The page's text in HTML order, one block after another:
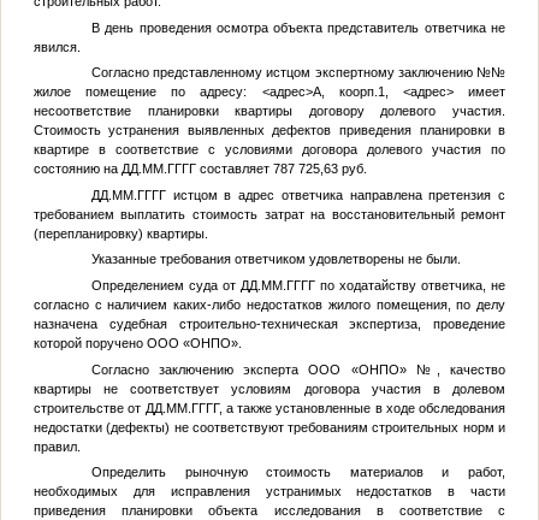
В день проведения осмотра объекта представитель ответчика не
явился.
Согласно представленному истцом экспертному заключению №№
жилое помещение по адресу: <адрес>А, коорп.1, <адрес>имеет
несоответствие планировки квартиры договору долевого участия.
Стоимость устранения выявленных дефектов приведения планировки в
квартире в соответствие с условиями договора долевого участия по
состоянию на ДД.ММ.ГГГГсоставляет 787 725,63 руб.
ДД.ММ.ГГГГистцом в адрес ответчика направлена претензия с
требованием выплатить стоимость затрат на восстановительный ремонт
(перепланировку) квартиры.
Указанные требования ответчиком удовлетворены не были.
Определением суда от ДД.ММ.ГГГГ по ходатайству ответчика, не
согласно с наличием каких-либо недостатков жилого помещения, по делу
назначена судебная строительно-техническая экспертиза, проведение
которой поручено ООО «ОНПО».
Согласно заключению эксперта ООО «ОНПО»
№
, качество
квартиры не соответствует условиям договора участия в долевом
строительстве от ДД.ММ.ГГГГ, а также установленные в ходе обследования
недостатки (дефекты) не соответствуют требованиям строительных норм и
правил.
Определить рыночную стоимость материалов и работ,
необходимых для исправления устранимых недостатков в части
приведения планировки объекта исследования в соответствие с